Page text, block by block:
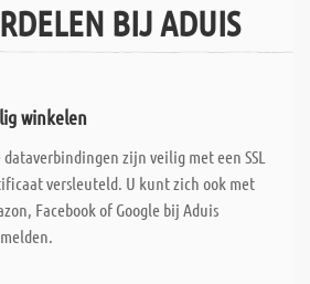
BIJ ADUIS
winkelen
zijn veilig met een SSL
versleuteld. U kunt zich ook met
Facebook of Google bij Aduis